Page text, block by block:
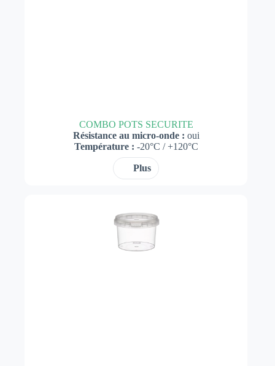
COMBO POTS SECURITE
Résistance au micro-onde : oui
Température : -20°C / +120°C
Plus